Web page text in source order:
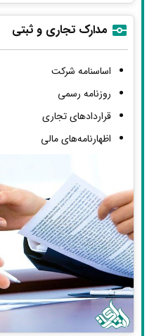
مدارک تجاری و ثبتی
اساسنامه شرکت
روزنامه رسمی
قراردادهای تجاری
اظهارنامه‌های مالی